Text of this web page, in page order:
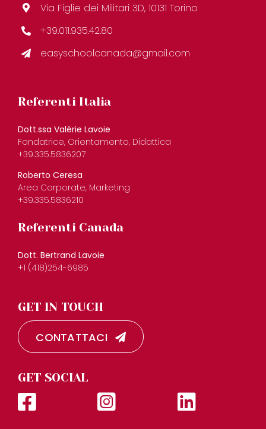
Via Figlie dei Militari 3D, 10131 Torino
+39.011.935.42.80
easyschoolcanada@gmail.com
Referenti Italia
Dott.ssa Valérie Lavoie
Fondatrice, Orientamento, Didattica
+39.335.5836207
Roberto Ceresa
Area Corporate, Marketing
+39.335.5836210
Referenti Canada
Dott. Bertrand Lavoie
+1 (418)254-6985
GET IN TOUCH
CONTATTACI
GET SOCIAL